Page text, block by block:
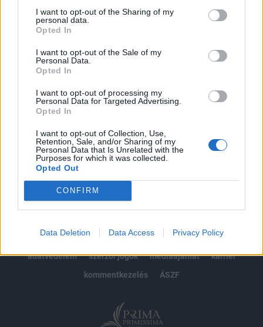
I want to opt-out of the Sharing of my
personal data.
Opted In
I want to opt-out of the Sale of my
Personal Data.
Opted In
I want to opt-out of processing my
Personal Data for Targeted Advertising.
Opted In
I want to opt-out of Collection, Use,
Retention, Sale, and/or Sharing of my
Personal Data that Is Unrelated with the
Purposes for which it was collected.
Opted Out
CONFIRM
Data Deletion Data Access Privacy Policy
Az előfizetés a következőket tartalmazza:
Portfolio.hu teljes cikkarchívum
kötéslistái
impresszum
jogi nyilatkozat
süti beállítások
adatvédelem
szerzői jogok médiaajánlat
karrier
kommentkezelés
ÁSZF